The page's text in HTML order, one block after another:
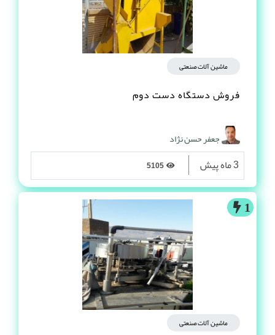
ماشین آلات صنعتی
فروش دستگاه دست دوم
جعفر حسن نژاد
3 ماه پیش
1
ماشین آلات صنعتی